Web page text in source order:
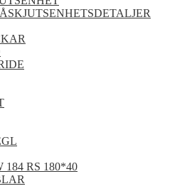
184 RS 180*40